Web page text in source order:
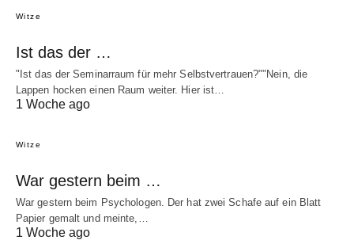
Witze
Ist das der …
"Ist das der Seminarraum für mehr Selbstvertrauen?""Nein, die
Lappen hocken einen Raum weiter. Hier ist…
1 Woche ago
Witze
War gestern beim …
War gestern beim Psychologen. Der hat zwei Schafe auf ein Blatt
Papier gemalt und meinte,…
1 Woche ago